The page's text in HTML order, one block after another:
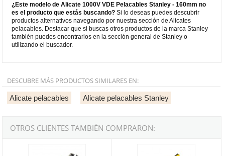
¿Este modelo de Alicate 1000V VDE Pelacables Stanley - 160mm no
es el producto que estás buscando? Si lo deseas puedes descubrir
productos alternativos navegando por nuestra sección de Alicates
pelacables. Destacar que si buscas otros productos de la marca Stanley
también puedes encontrarlos en la sección general de Stanley o
utilizando el buscador.
DESCUBRE MÁS PRODUCTOS SIMILARES EN:
Alicate pelacables Alicate pelacables Stanley
OTROS CLIENTES TAMBIÉN COMPRARON: